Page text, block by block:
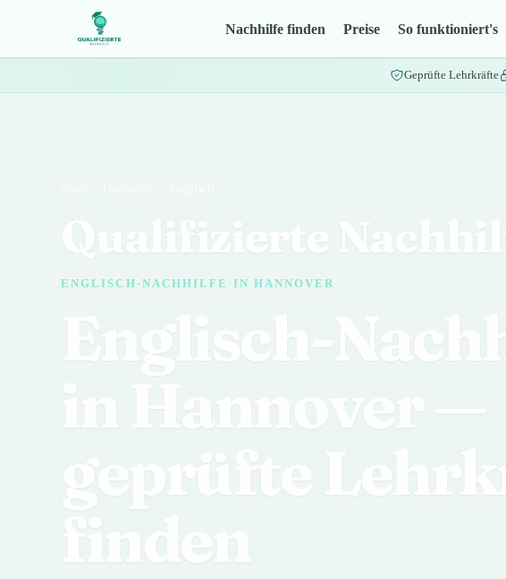
Nachhilfe finden Preise So funktioniert's
Geprüfte Lehrkräfte
Qualifizierte
ENGLISCH-NACHHILFE IN HANNOVER
Englisch-
in Hannover —
geprüfte
finden